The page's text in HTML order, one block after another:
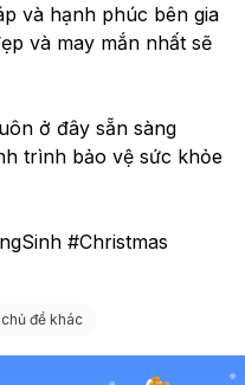
và hạnh phúc bên gia
và may mắn nhất sẽ
ở đây sẵn sàng
trình bảo vệ sức khỏe
#Christmas
chủ đề khác